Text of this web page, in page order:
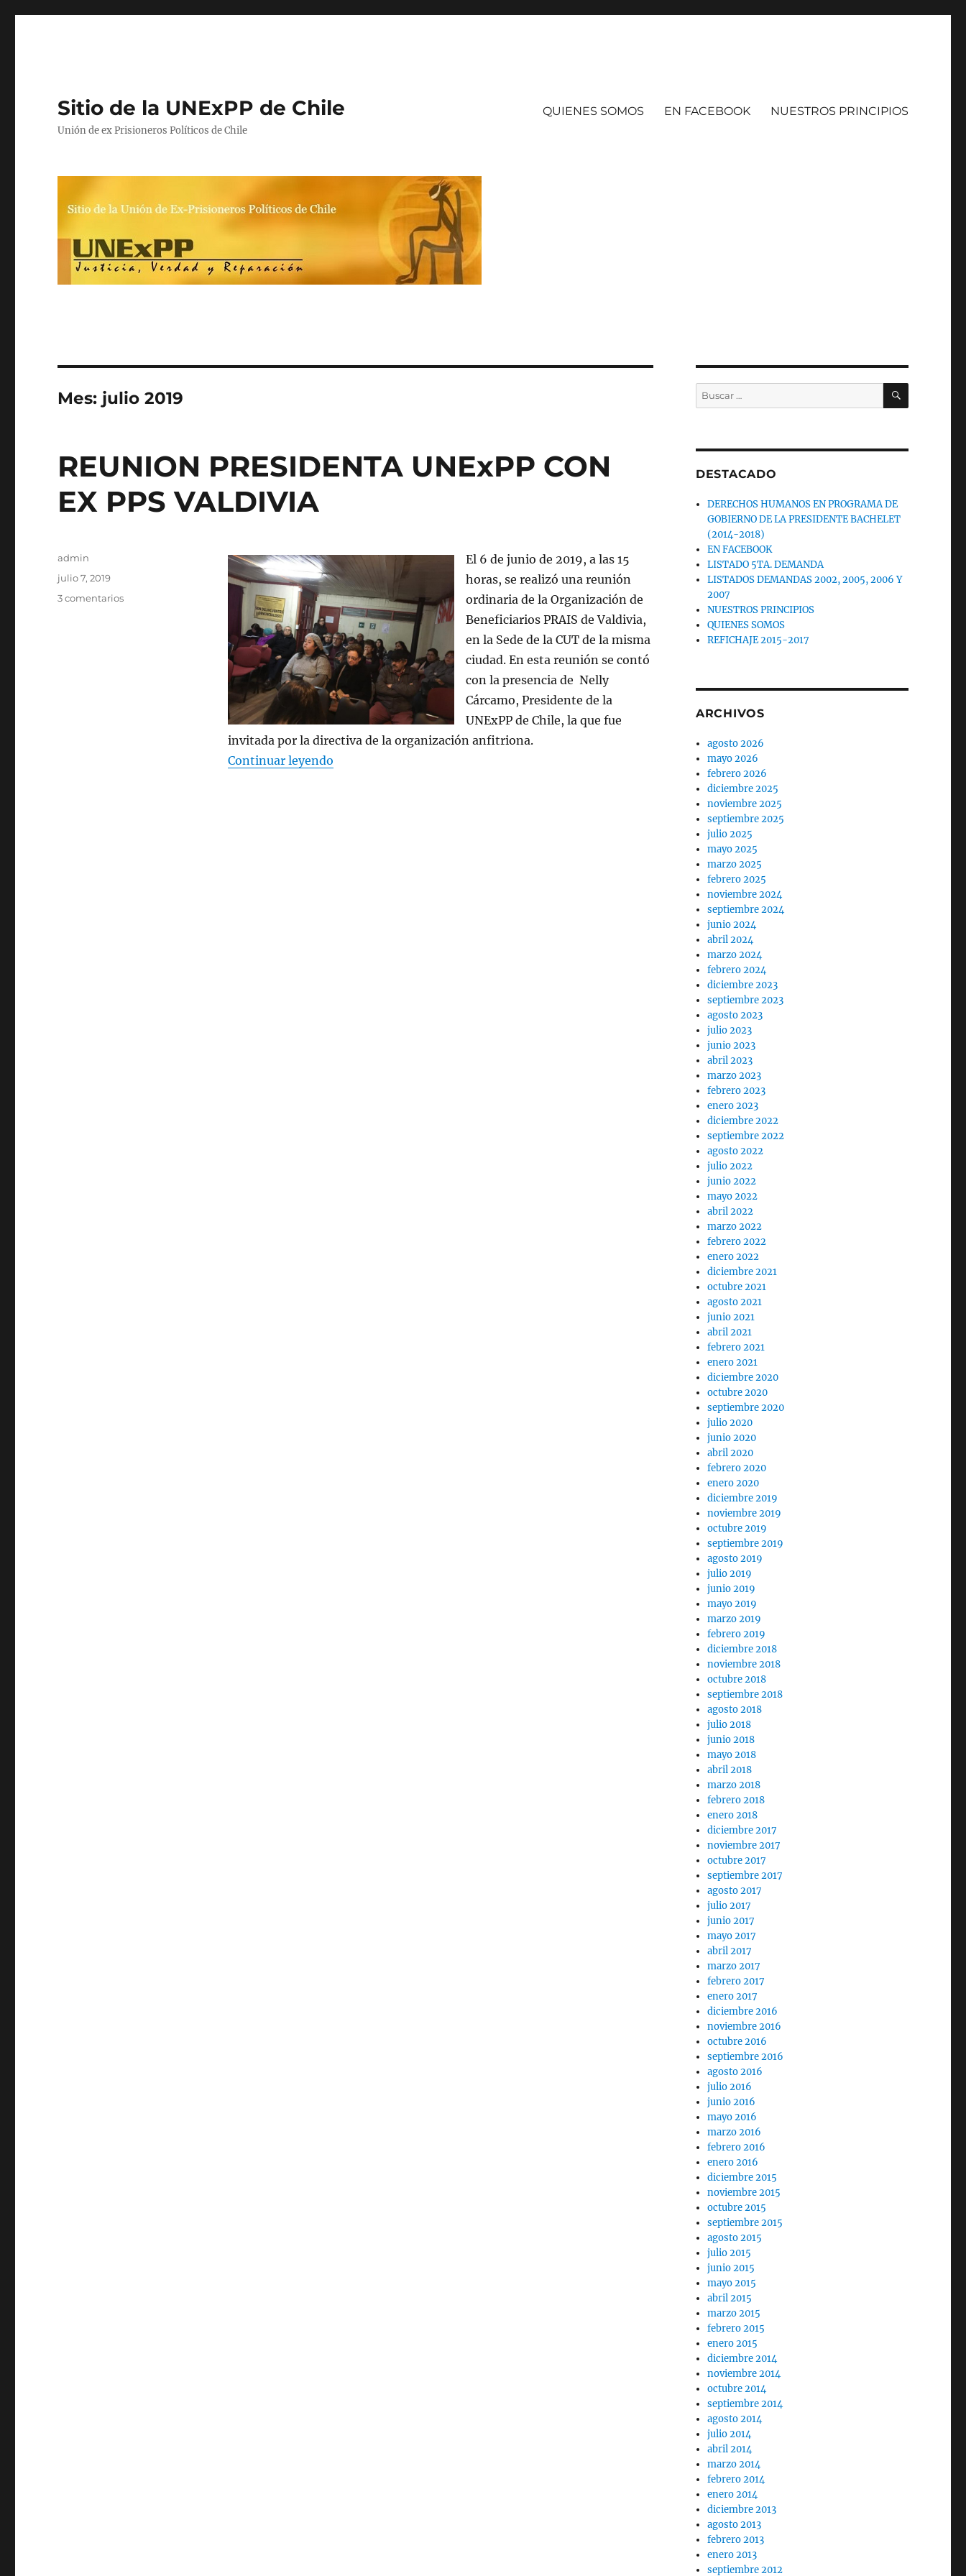
Sitio de la UNExPP de Chile
Unión de ex Prisioneros Políticos de Chile
QUIENES SOMOS EN FACEBOOK NUESTROS PRINCIPIOS
Mes: julio 2019
REUNION PRESIDENTA UNExPP CON
EX PPS VALDIVIA
El 6 de junio de 2019, a las 15
horas, se realizó una reunión
ordinaria de la Organización de
Beneficiarios PRAIS de Valdivia,
en la Sede de la CUT de la misma
ciudad. En esta reunión se contó
con la presencia de Nelly
Cárcamo, Presidente de la
UNExPP de Chile, la que fue
invitada por la directiva de la organización anfitriona.
Continuar leyendo«REUNION PRESIDENTA UNExPP CON EX PPS VALDIVIA»
Autor
admin
Publicado
julio 7, 2019
3 comentariosen
Buscar
por:
BUSCAR
DESTACADO
DERECHOS HUMANOS EN PROGRAMA DE
GOBIERNO DE LA PRESIDENTE BACHELET
(2014-2018)
EN FACEBOOK
LISTADO 5TA. DEMANDA
LISTADOS DEMANDAS 2002, 2005, 2006 Y
2007
NUESTROS PRINCIPIOS
QUIENES SOMOS
REFICHAJE 2015-2017
ARCHIVOS
agosto 2026
mayo 2026
febrero 2026
diciembre 2025
noviembre 2025
septiembre 2025
julio 2025
mayo 2025
marzo 2025
febrero 2025
noviembre 2024
septiembre 2024
junio 2024
abril 2024
marzo 2024
febrero 2024
diciembre 2023
septiembre 2023
agosto 2023
julio 2023
junio 2023
abril 2023
marzo 2023
febrero 2023
enero 2023
diciembre 2022
septiembre 2022
agosto 2022
julio 2022
junio 2022
mayo 2022
abril 2022
marzo 2022
febrero 2022
enero 2022
diciembre 2021
octubre 2021
agosto 2021
junio 2021
abril 2021
febrero 2021
enero 2021
diciembre 2020
octubre 2020
septiembre 2020
julio 2020
junio 2020
abril 2020
febrero 2020
enero 2020
diciembre 2019
noviembre 2019
octubre 2019
septiembre 2019
agosto 2019
julio 2019
junio 2019
mayo 2019
marzo 2019
febrero 2019
diciembre 2018
noviembre 2018
octubre 2018
septiembre 2018
agosto 2018
julio 2018
junio 2018
mayo 2018
abril 2018
marzo 2018
febrero 2018
enero 2018
diciembre 2017
noviembre 2017
octubre 2017
septiembre 2017
agosto 2017
julio 2017
junio 2017
mayo 2017
abril 2017
marzo 2017
febrero 2017
enero 2017
diciembre 2016
noviembre 2016
octubre 2016
septiembre 2016
agosto 2016
julio 2016
junio 2016
mayo 2016
marzo 2016
febrero 2016
enero 2016
diciembre 2015
noviembre 2015
octubre 2015
septiembre 2015
agosto 2015
julio 2015
junio 2015
mayo 2015
abril 2015
marzo 2015
febrero 2015
enero 2015
diciembre 2014
noviembre 2014
octubre 2014
septiembre 2014
agosto 2014
julio 2014
abril 2014
marzo 2014
febrero 2014
enero 2014
diciembre 2013
agosto 2013
febrero 2013
enero 2013
septiembre 2012